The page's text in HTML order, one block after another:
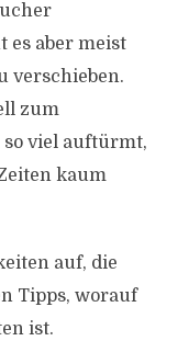
es aber meist
verschieben.
zum
viel auftürmt,
kaum
auf, die
Tipps, worauf
ist.